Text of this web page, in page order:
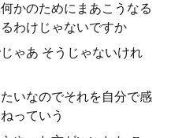
かのためにまあこうなる
わけじゃないですか
ゃあ そうじゃないけれ
いなのでそれを自分で感
っていう